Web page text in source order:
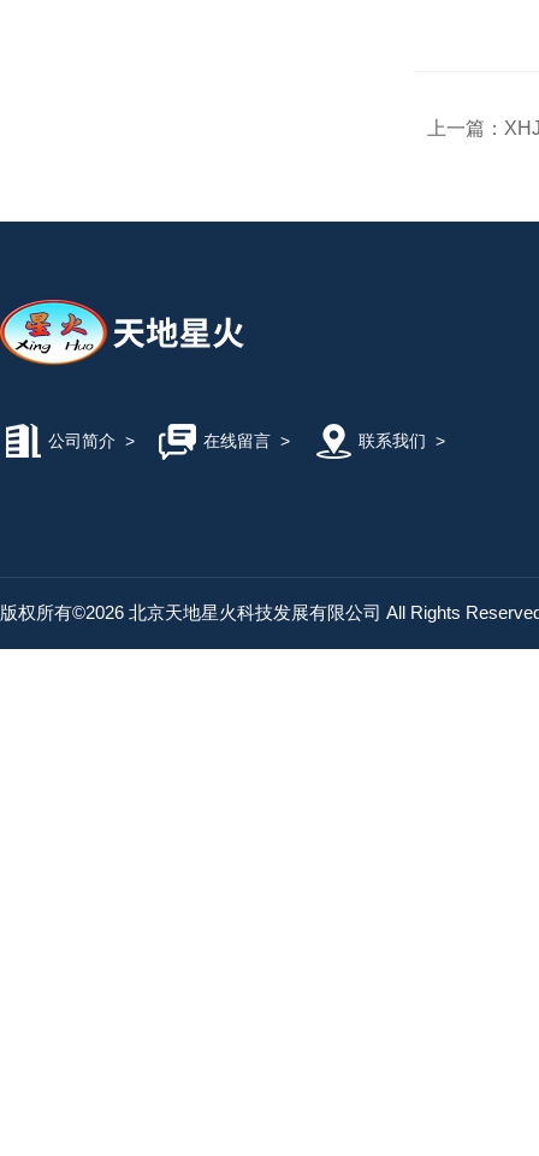
上一篇：
公司简介 > 在线留言> 联系我们 >
版权所有©2026 北京天地星火科技发展有限公司 All Rights